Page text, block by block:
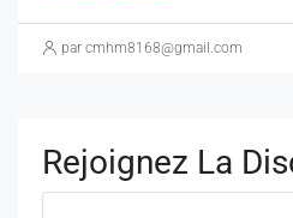
par cmhm8168@gmail.com
Rejoignez La